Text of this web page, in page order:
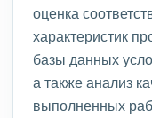
оценка
характеристик
базы данных
а также анализ
выполненных